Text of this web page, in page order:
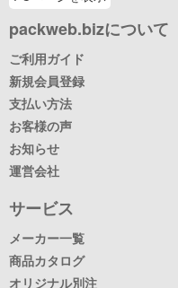
packweb.bizについて
ご利用ガイド
新規会員登録
支払い方法
お客様の声
お知らせ
運営会社
サービス
メーカー一覧
商品カタログ
オリジナル別注